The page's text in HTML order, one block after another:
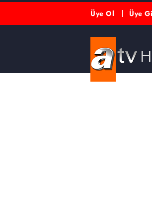
Üye Ol Üye